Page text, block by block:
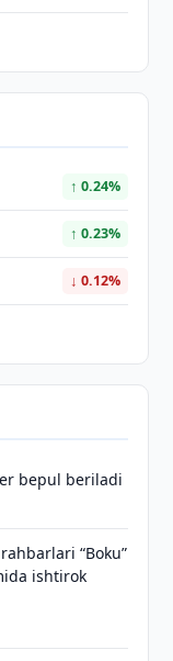
↑ 0.24%
↑ 0.23%
↓ 0.12%
bepul beriladi
“Boku”
ishtirok